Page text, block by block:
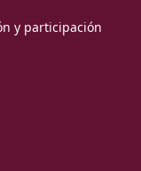
y participación